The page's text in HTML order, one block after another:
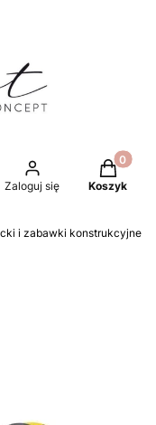
Zaloguj się Koszyk
i zabawki konstrukcyjne